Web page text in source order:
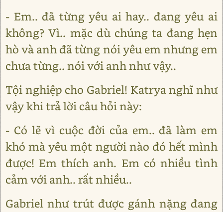
- Em.. đã từng yêu ai hay.. đang yêu ai
không? Vì.. mặc dù chúng ta đang hẹn
hò và anh đã từng nói yêu em nhưng em
chưa từng.. nói với anh như vậy..
Tội nghiệp cho Gabriel! Katrya nghĩ như
vậy khi trả lời câu hỏi này:
- Có lẽ vì cuộc đời của em.. đã làm em
khó mà yêu một người nào đó hết mình
được! Em thích anh. Em có nhiều tình
cảm với anh.. rất nhiều..
Gabriel như trút được gánh nặng đang